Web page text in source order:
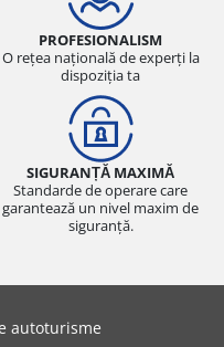
PROFESIONALISM
O rețea națională de experți la
dispoziția ta
SIGURANȚĂ MAXIMĂ
Standarde de operare care
garantează un nivel maxim de
siguranță.
autoturisme